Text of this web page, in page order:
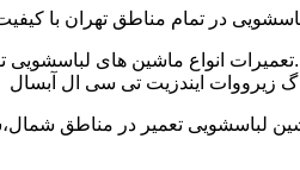
در تمام مناطق تهران با
انواع ماشین های لباسشویی
گ زیرووات ایندزیت تی سی ال آبسال
لباسشویی تعمیر در مناطق